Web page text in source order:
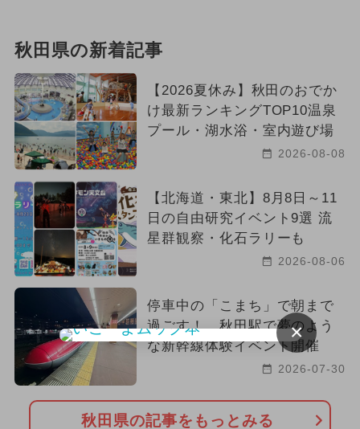
秋田県の新着記事
【2026夏休み】秋田のおでか
け最新ランキングTOP10温泉
プール・湖水浴・室内遊び場
2026-08-08
【北海道・東北】8月8日～11
日の自由研究イベント9選 流
星群観察・化石ラリーも
2026-08-06
停車中の「こまち」で朝まで
過ごす！ 秋田駅で夢のよう
な新幹線体験イベント開催
2026-07-30
秋田県の記事をもっとみる
×